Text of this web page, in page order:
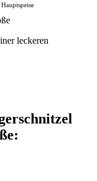
Hauptspeise
leckeren